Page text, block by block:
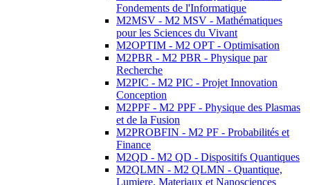
Fondements de l'Informatique
M2MSV - M2 MSV - Mathématiques
pour les Sciences du Vivant
M2OPTIM - M2 OPT - Optimisation
M2PBR - M2 PBR - Physique par
Recherche
M2PIC - M2 PIC - Projet Innovation
Conception
M2PPF - M2 PPF - Physique des Plasmas
et de la Fusion
M2PROBFIN - M2 PF - Probabilités et
Finance
M2QD - M2 QD - Dispositifs Quantiques
M2QLMN - M2 QLMN - Quantique,
Lumiere, Materiaux et Nanosciences